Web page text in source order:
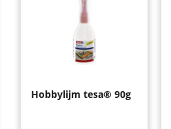
Hobbylijm tesa® 90g